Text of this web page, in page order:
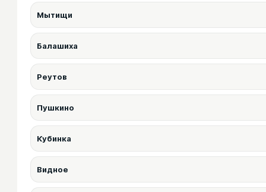
Мытищи
Балашиха
Реутов
Пушкино
Кубинка
Видное